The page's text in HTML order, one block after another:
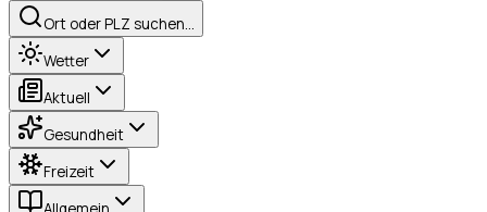
Ort oder PLZ suchen…
Wetter
Aktuell
Gesundheit
Freizeit